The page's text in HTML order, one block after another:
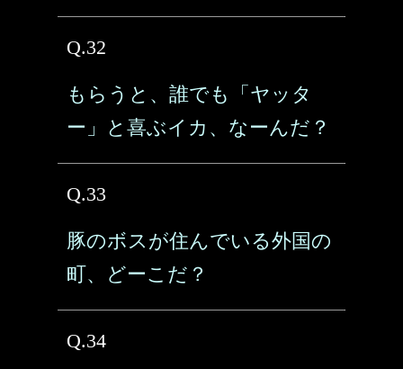
Q.32
もらうと、誰でも「ヤッタ
ー」と喜ぶイカ、なーんだ？
Q.33
豚のボスが住んでいる外国の
町、どーこだ？
Q.34